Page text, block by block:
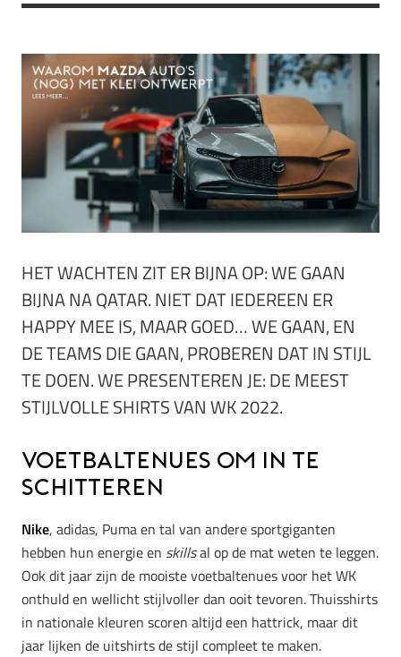
HET WACHTEN ZIT ER BIJNA OP: WE GAAN
BIJNA NA QATAR. NIET DAT IEDEREEN ER
HAPPY MEE IS, MAAR GOED… WE GAAN, EN
DE TEAMS DIE GAAN, PROBEREN DAT IN STIJL
TE DOEN. WE PRESENTEREN JE: DE MEEST
STIJLVOLLE SHIRTS VAN WK 2022.
Voetbaltenues om in te
schitteren
Nike, adidas, Puma en tal van andere sportgiganten
hebben hun energie en skillsal op de mat weten te leggen.
Ook dit jaar zijn de mooiste voetbaltenues voor het WK
onthuld en wellicht stijlvoller dan ooit tevoren. Thuisshirts
in nationale kleuren scoren altijd een hattrick, maar dit
jaar lijken de uitshirts de stijl compleet te maken.